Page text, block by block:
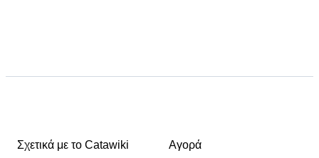
Σχετικά με το Catawiki Αγορά